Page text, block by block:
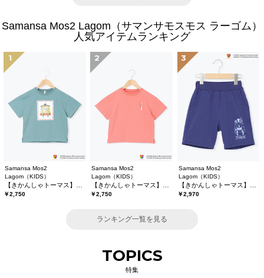
Samansa Mos2 Lagom（サマンサモスモス ラーゴム）
人気アイテムランキング
1
Samansa Mos2
Lagom（KIDS）
￥2,750
2
Samansa Mos2
Lagom（KIDS）
￥2,750
3
Samansa Mos2
Lagom（KIDS）
￥2,970
ランキング一覧を見る
TOPICS
特集